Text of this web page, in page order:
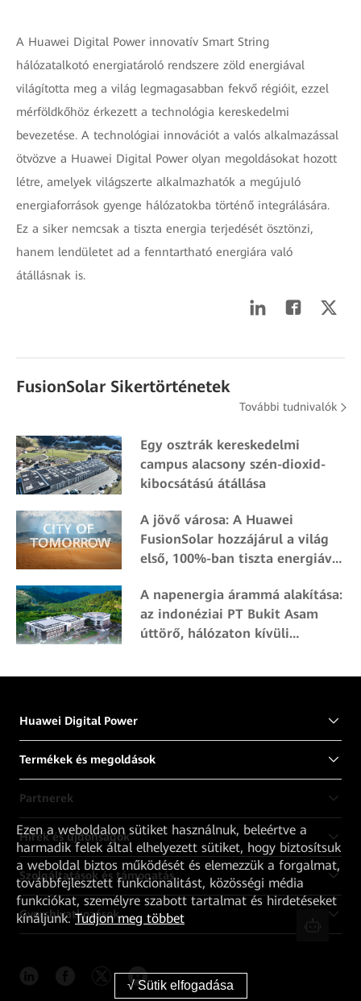
A Huawei Digital Power innovatív Smart String
hálózatalkotó energiatároló rendszere zöld energiával
világította meg a világ legmagasabban fekvő régióit, ezzel
mérföldkőhöz érkezett a technológia kereskedelmi
bevezetése. A technológiai innovációt a valós alkalmazással
ötvözve a Huawei Digital Power olyan megoldásokat hozott
létre, amelyek világszerte alkalmazhatók a megújuló
energiaforrások gyenge hálózatokba történő integrálására.
Ez a siker nemcsak a tiszta energia terjedését ösztönzi,
hanem lendületet ad a fenntartható energiára való
átállásnak is.
FusionSolar Sikertörténetek
További tudnivalók
Egy osztrák kereskedelmi
campus alacsony szén-dioxid-
kibocsátású átállása
A jövő városa: A Huawei
FusionSolar hozzájárul a világ
első, 100%-ban tiszta energiával
A napenergia árammá alakítása:
az indonéziai PT Bukit Asam
úttörő, hálózaton kívüli
Huawei Digital Power
Termékek és megoldások
Partnerek
Hírek és újdonságok
Szolgáltatások és támogatás
Gyorshivatkozások
Ezen a weboldalon sütiket használnuk, beleértve a
harmadik felek által elhelyezett sütiket, hogy biztosítsuk
a weboldal biztos működését és elemezzük a forgalmat,
továbbfejlesztett funkcionalitást, közösségi média
funkciókat, személyre szabott tartalmat és hirdetéseket
kínáljunk.Tudjon meg többet